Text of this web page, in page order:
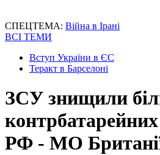
СПЕЦТЕМА: Війна в Ірані
ВСІ ТЕМИ
Вступ України в ЄС
Теракт в Барселоні
ЗСУ знищили
РФ - МО